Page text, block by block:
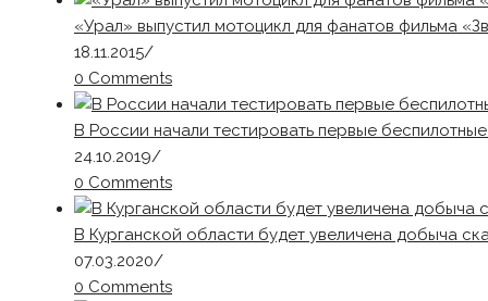
«Урал» выпустил мотоцикл для фанатов фильма
18.11.2015/
0 Comments
В России начали тестировать первые
24.10.2019/
0 Comments
В Курганской области будет увеличена добыча
07.03.2020/
0 Comments